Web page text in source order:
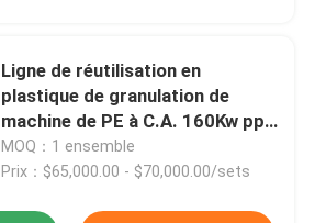
Ligne de réutilisation en
plastique de granulation de
machine de PE à C.A. 160Kw pp
de grande précision
MOQ：1 ensemble
Prix：$65,000.00 - $70,000.00/sets